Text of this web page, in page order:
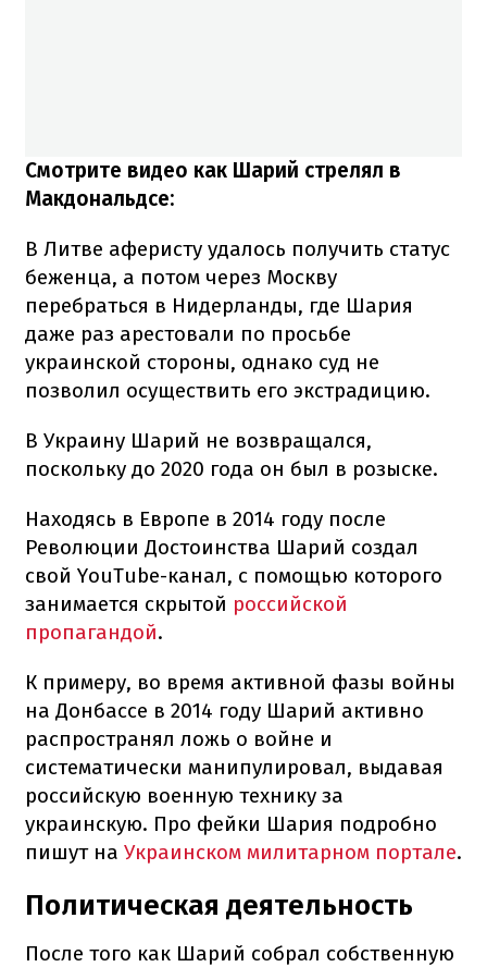
Смотрите видео как Шарий стрелял в
Макдональдсе:
В Литве аферисту удалось получить статус
беженца, а потом через Москву
перебраться в Нидерланды, где Шария
даже раз арестовали по просьбе
украинской стороны, однако суд не
позволил осуществить его экстрадицию.
В Украину Шарий не возвращался,
поскольку до 2020 года он был в розыске.
Находясь в Европе в 2014 году после
Революции Достоинства Шарий создал
свой YouTube-канал, с помощью которого
занимается скрытой российской
пропагандой.
К примеру, во время активной фазы войны
на Донбассе в 2014 году Шарий активно
распространял ложь о войне и
систематически манипулировал, выдавая
российскую военную технику за
украинскую. Про фейки Шария подробно
пишут на Украинском милитарном портале.
Политическая деятельность
После того как Шарий собрал собственную